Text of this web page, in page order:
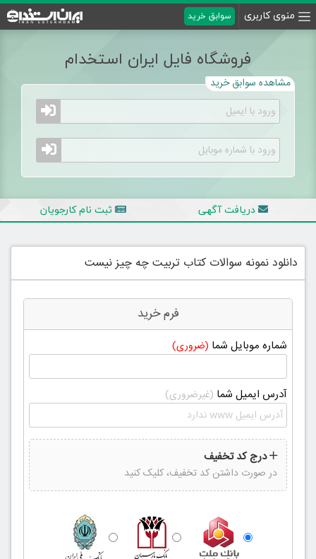
منوی کاربری سوابق خرید
فروشگاه فایل ایران استخدام
مشاهده سوابق خرید
دریافت آگهی ثبت نام کارجویان
دانلود نمونه سوالات کتاب تربیت چه چیز نیست
فرم خرید
شماره موبایل شما (ضروری)
آدرس ایمیل شما (غیرضروری)
درج کد تخفیف
در صورت داشتن کد تخفیف، کلیک کنید